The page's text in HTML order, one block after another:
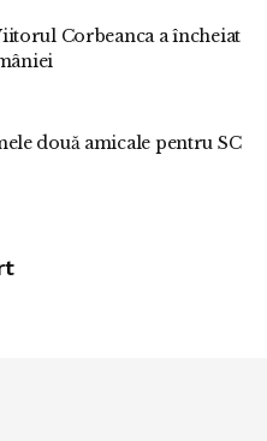
Corbeanca a încheiat
două amicale pentru SC